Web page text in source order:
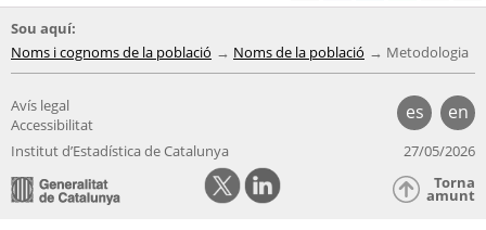
Sou aquí:
Noms i cognoms de la població
Noms de la població Metodologia
es en
Avís legal
Accessibilitat
Institut d’Estadística de Catalunya
27/05/2026
Torna
amunt